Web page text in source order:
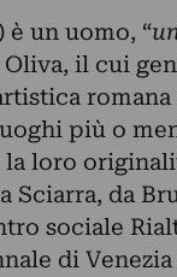
è un uomo, “
il cui
più o
loro
Sciarra, da
sociale
di